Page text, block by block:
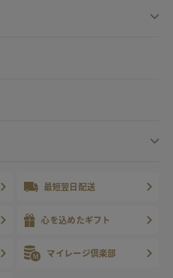
最短翌日配送
心を込めたギフト
マイレージ倶楽部